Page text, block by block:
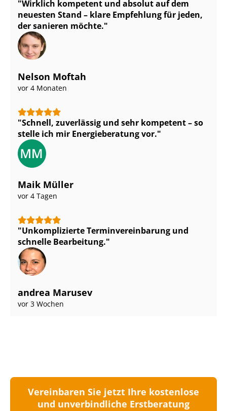
Wirklich kompetent und absolut auf dem
neuesten Stand – klare Empfehlung für jeden,
der sanieren möchte.
Nelson Moftah
vor 4 Monaten
Schnell, zuverlässig und sehr kompetent – so
stelle ich mir Energieberatung vor.
Maik Müller
vor 4 Tagen
Unkomplizierte Ter­min­ver­ein­ba­rung und
schnelle Bearbeitung.
andrea Marusev
vor 3 Wochen
Vereinbaren Sie jetzt Ihre kostenlose
und unverbindliche Erstberatung